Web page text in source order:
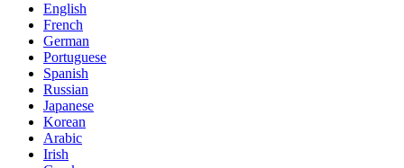
English
French
German
Portuguese
Spanish
Russian
Japanese
Korean
Arabic
Irish